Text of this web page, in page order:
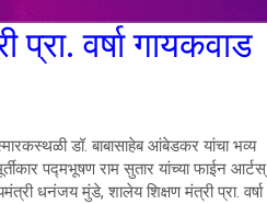
वर्षा गायकवाड
डॉ. बाबासाहेब आंबेडकर यांचा भव्य
पद्मभूषण राम सुतार यांच्या फाईन आर्टस्
धनंजय मुंडे, शालेय शिक्षण मंत्री प्रा. वर्षा